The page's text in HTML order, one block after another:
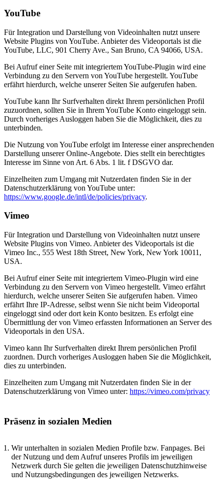
YouTube
Für Integration und Darstellung von Videoinhalten nutzt unsere
Website Plugins von YouTube. Anbieter des Videoportals ist die
YouTube, LLC, 901 Cherry Ave., San Bruno, CA 94066, USA.
Bei Aufruf einer Seite mit integriertem YouTube-Plugin wird eine
Verbindung zu den Servern von YouTube hergestellt. YouTube
erfährt hierdurch, welche unserer Seiten Sie aufgerufen haben.
YouTube kann Ihr Surfverhalten direkt Ihrem persönlichen Profil
zuzuordnen, sollten Sie in Ihrem YouTube Konto eingeloggt sein.
Durch vorheriges Ausloggen haben Sie die Möglichkeit, dies zu
unterbinden.
Die Nutzung von YouTube erfolgt im Interesse einer ansprechenden
Darstellung unserer Online-Angebote. Dies stellt ein berechtigtes
Interesse im Sinne von Art. 6 Abs. 1 lit. f DSGVO dar.
Einzelheiten zum Umgang mit Nutzerdaten finden Sie in der
Datenschutzerklärung von YouTube unter:
https://www.google.de/intl/de/policies/privacy.
Vimeo
Für Integration und Darstellung von Videoinhalten nutzt unsere
Website Plugins von Vimeo. Anbieter des Videoportals ist die
Vimeo Inc., 555 West 18th Street, New York, New York 10011,
USA.
Bei Aufruf einer Seite mit integriertem Vimeo-Plugin wird eine
Verbindung zu den Servern von Vimeo hergestellt. Vimeo erfährt
hierdurch, welche unserer Seiten Sie aufgerufen haben. Vimeo
erfährt Ihre IP-Adresse, selbst wenn Sie nicht beim Videoportal
eingeloggt sind oder dort kein Konto besitzen. Es erfolgt eine
Übermittlung der von Vimeo erfassten Informationen an Server des
Videoportals in den USA.
Vimeo kann Ihr Surfverhalten direkt Ihrem persönlichen Profil
zuordnen. Durch vorheriges Ausloggen haben Sie die Möglichkeit,
dies zu unterbinden.
Einzelheiten zum Umgang mit Nutzerdaten finden Sie in der
Datenschutzerklärung von Vimeo unter: https://vimeo.com/privacy
Präsenz in sozialen Medien
Wir unterhalten in sozialen Medien Profile bzw. Fanpages. Bei
der Nutzung und dem Aufruf unseres Profils im jeweiligen
Netzwerk durch Sie gelten die jeweiligen Datenschutzhinweise
und Nutzungsbedingungen des jeweiligen Netzwerks.